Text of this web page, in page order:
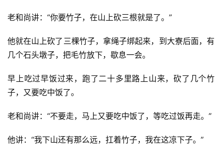
老和尚讲：“你要竹子，在山上砍三根就是了。”
他就在山上砍了三棵竹子，拿绳子绑起来，到大寮后面，有
几个石头墩子，把毛竹放下，歇息一会。
早上吃过早饭过来，跑了二十多里路上山来，砍了几个竹
子，又要吃中饭了。
老和尚讲：“不要走，马上又要吃中饭了，等吃过饭再走。”
他讲：“我下山还有那么远，扛着竹子，我在这凉下子。”